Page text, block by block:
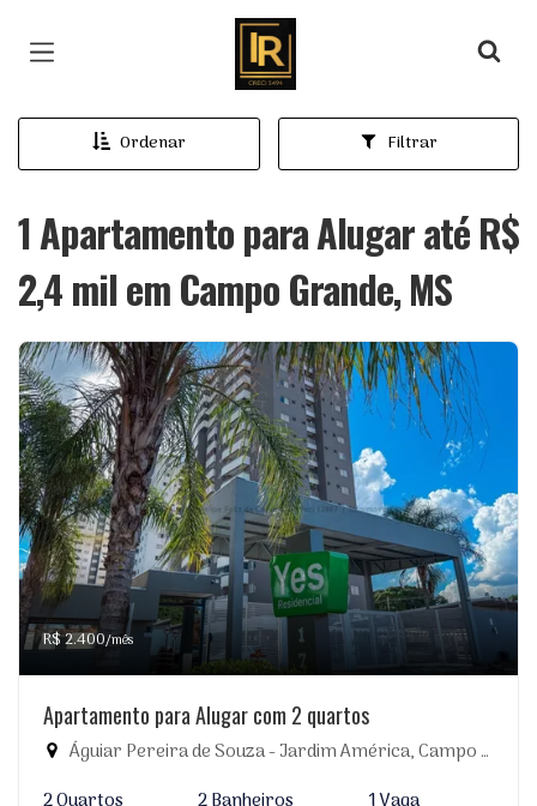
Página inicial
Ordenar Filtrar
1 Apartamento para Alugar até R$
2,4 mil em Campo Grande, MS
R$ 2.400/mês
Apartamento para Alugar com 2 quartos
Águiar Pereira de Souza - Jardim América, Campo Grande-MS